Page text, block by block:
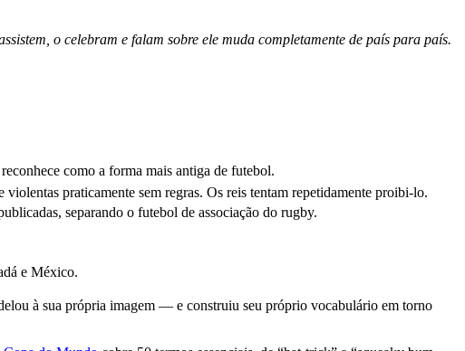
o celebram e falam sobre ele muda completamente de país para país.
como a forma mais antiga de futebol.
praticamente sem regras. Os reis tentam repetidamente proibi-lo.
separando o futebol de associação do rugby.
e México.
à sua própria imagem — e construiu seu próprio vocabulário em torno